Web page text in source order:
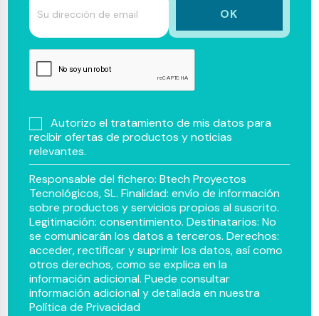
Autorizo el tratamiento de mis datos para
recibir ofertas de productos y noticias
relevantes.
Responsable del fichero: Btech Proyectos
Tecnológicos, SL. Finalidad: envío de información
sobre productos y servicios propios al suscrito.
Legitimación: consentimiento. Destinatarios: No
se comunicarán los datos a terceros. Derechos:
acceder, rectificar y suprimir los datos, así como
otros derechos, como se explica en la
información adicional. Puede consultar
información adicional y detallada en nuestra
Política de Privacidad